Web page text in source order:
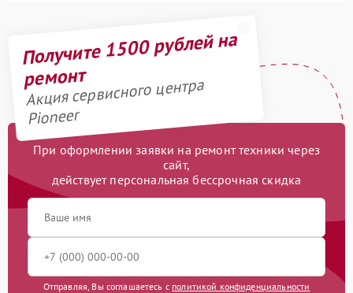
Получите 1500 рублей на
ремонт
Акция сервисного центра
Pioneer
При оформлении заявки на ремонт техники через
сайт,
действует персональная бессрочная скидка
Отправляя, Вы соглашаетесь с политикой конфиденциальности